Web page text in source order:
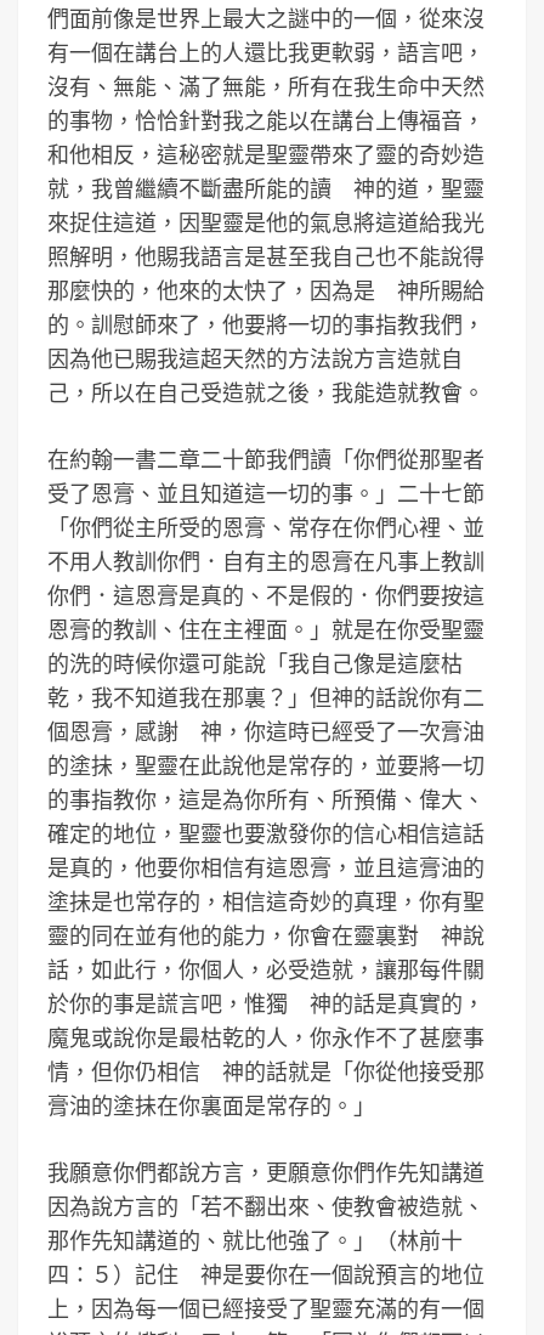
們面前像是世界上最大之謎中的一個，從來沒
有一個在講台上的人還比我更軟弱，語言吧，
沒有、無能、滿了無能，所有在我生命中天然
的事物，恰恰針對我之能以在講台上傳福音，
和他相反，這秘密就是聖靈帶來了靈的奇妙造
就，我曾繼續不斷盡所能的讀 神的道，聖靈
來捉住這道，因聖靈是他的氣息將這道給我光
照解明，他賜我語言是甚至我自己也不能說得
那麼快的，他來的太快了，因為是 神所賜給
的。訓慰師來了，他要將一切的事指教我們，
因為他已賜我這超天然的方法說方言造就自
己，所以在自己受造就之後，我能造就教會。
在約翰一書二章二十節我們讀「你們從那聖者
受了恩膏、並且知道這一切的事。」二十七節
「你們從主所受的恩膏、常存在你們心裡、並
不用人教訓你們．自有主的恩膏在凡事上教訓
你們．這恩膏是真的、不是假的．你們要按這
恩膏的教訓、住在主裡面。」就是在你受聖靈
的洗的時候你還可能說「我自己像是這麼枯
乾，我不知道我在那裏？」但神的話說你有二
個恩膏，感謝 神，你這時已經受了一次膏油
的塗抺，聖靈在此說他是常存的，並要將一切
的事指教你，這是為你所有、所預備、偉大、
確定的地位，聖靈也要激發你的信心相信這話
是真的，他要你相信有這恩膏，並且這膏油的
塗抺是也常存的，相信這奇妙的真理，你有聖
靈的同在並有他的能力，你會在靈裏對 神說
話，如此行，你個人，必受造就，讓那每件關
於你的事是謊言吧，惟獨 神的話是真實的，
魔鬼或說你是最枯乾的人，你永作不了甚麼事
情，但你仍相信 神的話就是「你從他接受那
膏油的塗抺在你裏面是常存的。」
我願意你們都說方言，更願意你們作先知講道
因為說方言的「若不翻出來、使教會被造就、
那作先知講道的、就比他強了。」（林前十
四：５）記住 神是要你在一個說預言的地位
上，因為每一個已經接受了聖靈充滿的有一個